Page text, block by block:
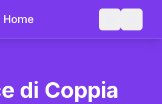
Home
di Coppia